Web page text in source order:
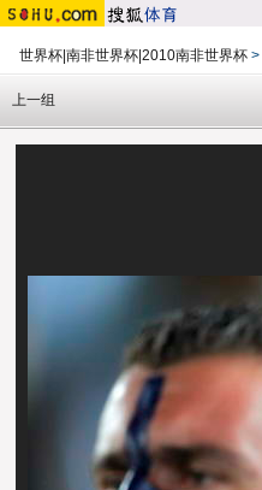
世界杯|南非世界杯|2010南非世界杯 >
上一组